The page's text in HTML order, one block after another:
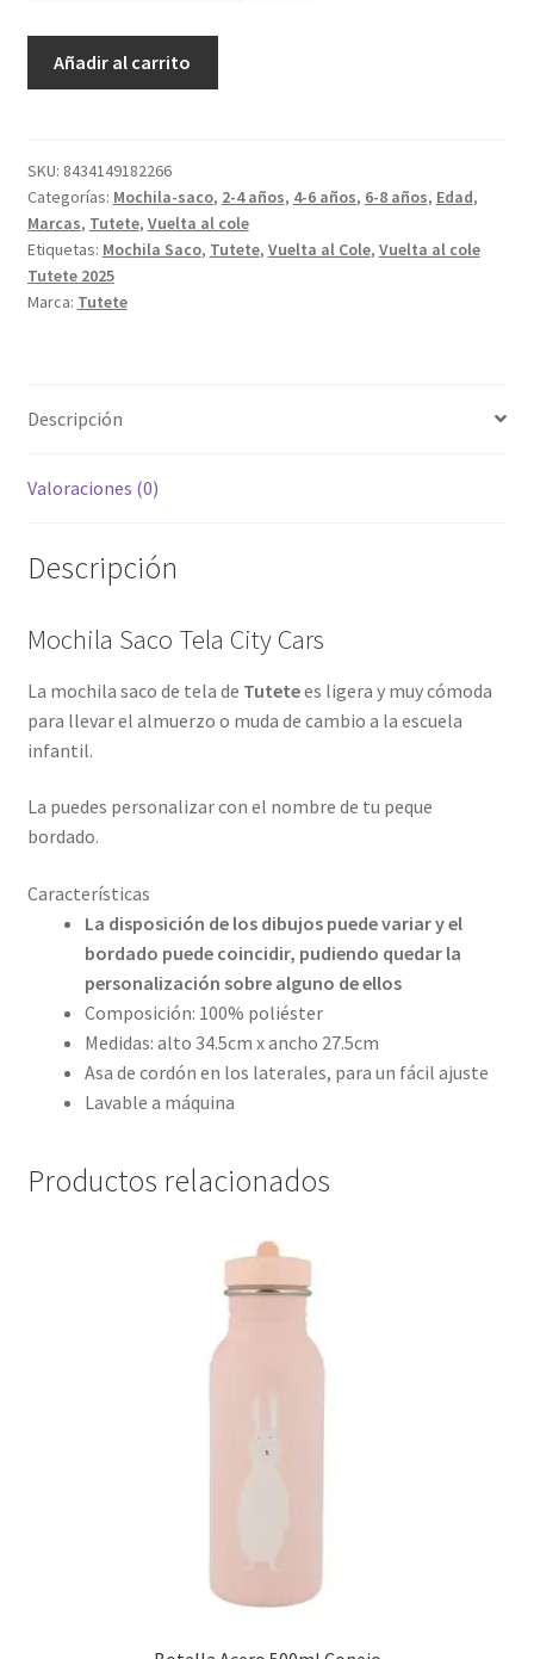
Cars
cantidad
Añadir al carrito
SKU: 8434149182266
Categorías: Mochila-saco, 2-4 años, 4-6 años, 6-8 años, Edad,
Marcas, Tutete, Vuelta al cole
Etiquetas: Mochila Saco, Tutete, Vuelta al Cole, Vuelta al cole
Tutete 2025
Marca: Tutete
Descripción
Valoraciones (0)
Descripción
Mochila Saco Tela City Cars
La mochila saco de tela de Tutetees ligera y muy cómoda
para llevar el almuerzo o muda de cambio a la escuela
infantil.
La puedes personalizar con el nombre de tu peque
bordado.
Características
La disposición de los dibujos puede variar y el
bordado puede coincidir, pudiendo quedar la
personalización sobre alguno de ellos
Composición: 100% poliéster
Medidas: alto 34.5cm x ancho 27.5cm
Asa de cordón en los laterales, para un fácil ajuste
Lavable a máquina
Productos relacionados